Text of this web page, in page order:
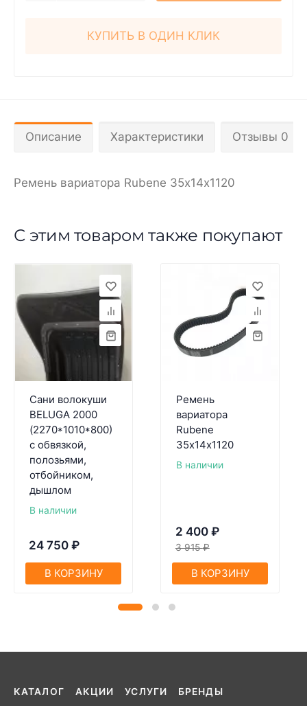
КУПИТЬ В ОДИН КЛИК
Описание Характеристики Отзывы 0
Ремень вариатора Rubenе 35х14х1120
С этим товаром также покупают
Сани волокуши
BELUGA 2000
(2270*1010*800)
с обвязкой,
полозьями,
отбойником,
дышлом
В наличии
24 750 ₽
В КОРЗИНУ
Ремень
вариатора
Rubenе
35х14х1120
В наличии
2 400 ₽
3 915 ₽
В КОРЗИНУ
КАТАЛОГ АКЦИИ УСЛУГИ БРЕНДЫ